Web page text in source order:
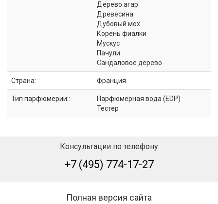
Дерево агар
Древесина
Дубовый мох
Корень фиалки
Мускус
Пачули
Сандаловое дерево
Страна: Франция
Тип парфюмерии::
Парфюмерная вода (EDP)
Тестер
Консультации по телефону
+7 (495) 774-17-27
Полная версия сайта